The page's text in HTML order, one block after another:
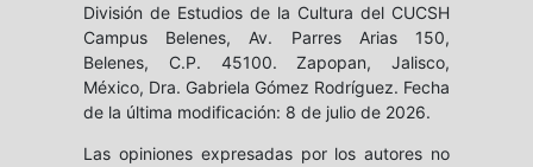
División de Estudios de la Cultura del CUCSH
Campus Belenes, Av. Parres Arias 150,
Belenes, C.P. 45100. Zapopan, Jalisco,
México, Dra. Gabriela Gómez Rodríguez. Fecha
de la última modificación: 8 de julio de 2026.
Las opiniones expresadas por los autores no